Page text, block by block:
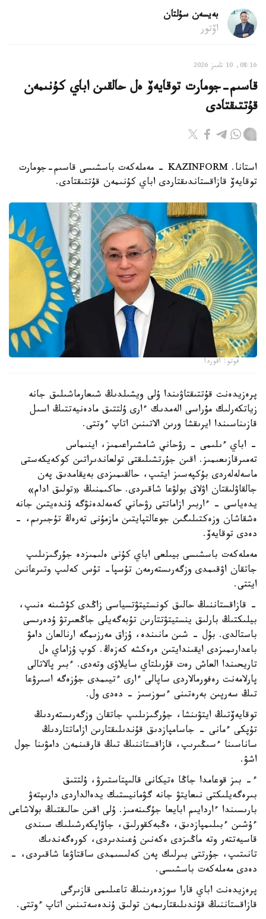
بەيسەن سۇلتان
اۆتور
08:16, 10 تامىز 2026
قاسىم-جومارت توقايەۆ ەل حالقىن اباي كۇنىمەن
قۇتتىقتادى
استانا. KAZINFORM - مەملەكەت باسشىسى قاسىم-جومارت
توقايەۆ قازاقستاندىقتاردى اباي كۇنىمەن قۇتتىقتادى.
فوتو: اقوردا
پرەزيدەنت قۇتتىقتاۋىندا ۇلى ويشىلدىڭ شىعارماشىلىق جانە
زياتكەرلىك مۇراسى الەمدىك ءارى ۇلتتىق مادەنيەتتىڭ اسىل
قازىناسىندا ايرىقشا ورىن الاتىنىن اتاپ ءوتتى.
- اباي ءىلىمى - رۋحاني شامشىراعىمىز، اينىماس
تەمىرقازىعىمىز. اقىن جۇرتشىلىقتى تولعاندىراتىن كوكەيكەستى
ماسەلەلەردى بۇكپەسىز ايتىپ، حالقىمىزدى بەيقامدىق پەن
جالقاۋلىقتان اۋلاق بولۋعا شاقىردى. حاكىمنىڭ «تولىق ادام»
يدەياسى - ءاربىر ازاماتتى رۋحاني كەمەلدەنۋگە ۇندەيتىن جانە
ەشقاشان وزەكتىلىگىن جوعالتپايتىن مازمۇنى تەرەڭ تۇجىرىم، -
دەدى توقايەۆ.
مەملەكەت باسشىسى بيىلعى اباي كۇنى ەلىمىزدە جۇرگىزىلىپ
جاتقان اۋقىمدى وزگەرىستەرمەن تۇسپا- تۇس كەلىپ وتىرعانىن
ايتتى.
- قازاقستاننىڭ حالىق كونستيتۋتسياسى زاڭدى كۇشىنە ەنىپ،
بيلىكتىڭ بارلىق ينستيتۋتتارىن تۇبەگەيلى جاڭعىرتۋ ۇدەرىسى
باستالدى. بۇل - شىن مانىندە، ۇزاق مەرزىمگە ارنالعان دامۋ
باعدارىمىزدى ايقىندايتىن ەرەكشە كەزەڭ. كوپ ۇزاماي ەل
تاريحىندا العاش رەت قۇرىلتاي سايلاۋى وتەدى. ءبىر پالاتالى
پارلامەنت رەفورمالاردى ساپالى ءارى ءتيىمدى جۇزەگە اسىرۋعا
تىڭ سەرپىن بەرەتىنى ءسوزسىز - دەدى ول.
توقايەۆتىڭ ايتۋىنشا، جۇرگىزىلىپ جاتقان وزگەرىستەردىڭ
تۇپكى ءمانى - جاسامپازدىق قۇندىلىقتارىن ازاماتتاردىڭ
ساناسىنا ءسىڭىرىپ، قازاقستاننىڭ تىڭ قارقىنمەن دامۋىنا جول
اشۋ.
ء- بىز قوعامدا جاڭا ەتيكانى قالىپتاستىرۋ، ۇلتتىق
بىرەگەيلىكتى نىعايتۋ جانە گۋمانيستىك يدەالداردى دارىپتەۋ
بارىسىندا ءاردايىم ابايعا جۇگىنەمىز. ۇلى اقىن حالىقتىڭ بولاشاعى
ءۇشىن ءبىلىمپازدىق، ەڭبەكقورلىق، جاۋاپكەرشىلىك سىندى
قاسيەتتەر وتە ماڭىزدى ەكەنىن ۇعىندىردى، كورەگەندىك
تانىتىپ، جۇرتتى بىرلىك پەن كەلىسىمدى ساقتاۋعا شاقىردى، -
دەدى مەملەكەت باسشىسى.
پرەزيدەنت اباي قارا سوزدەرىنىڭ تاعىلىمى قازىرگى
قازاقستاننىڭ قۇندىلىقتارىمەن تولىق ۇندەسەتىنىن اتاپ ءوتتى.